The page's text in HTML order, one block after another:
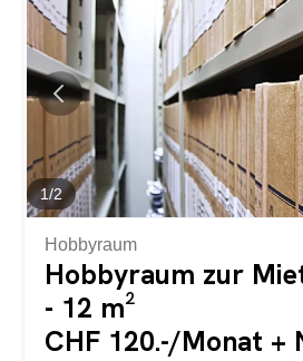
Vermieter, damit diese sich
Ihnen melden können. storabble
Eigentümerin des
Objekt sowie ca. 10'000 weitere
Sie auch direkt auf storabble.com
1/2
Hobbyraum
Hobbyraum zur
- 12 m²
CHF 120.-/Monat +